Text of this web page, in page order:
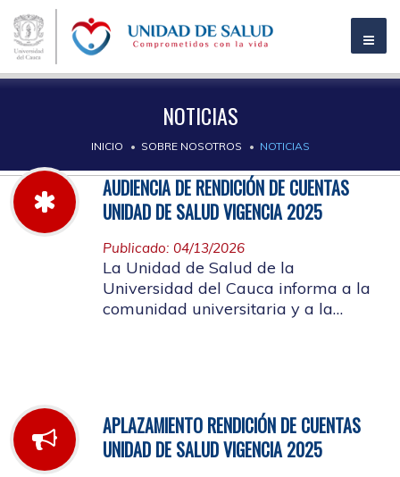
NOTICIAS
INICIO SOBRE NOSOTROS NOTICIAS
AUDIENCIA DE RENDICIÓN DE CUENTAS
UNIDAD DE SALUD VIGENCIA 2025
Publicado: 04/13/2026
La Unidad de Salud de la
Universidad del Cauca informa a la
comunidad universitaria y a la
APLAZAMIENTO RENDICIÓN DE CUENTAS
UNIDAD DE SALUD VIGENCIA 2025